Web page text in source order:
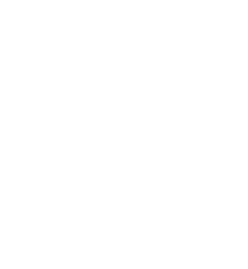
인가